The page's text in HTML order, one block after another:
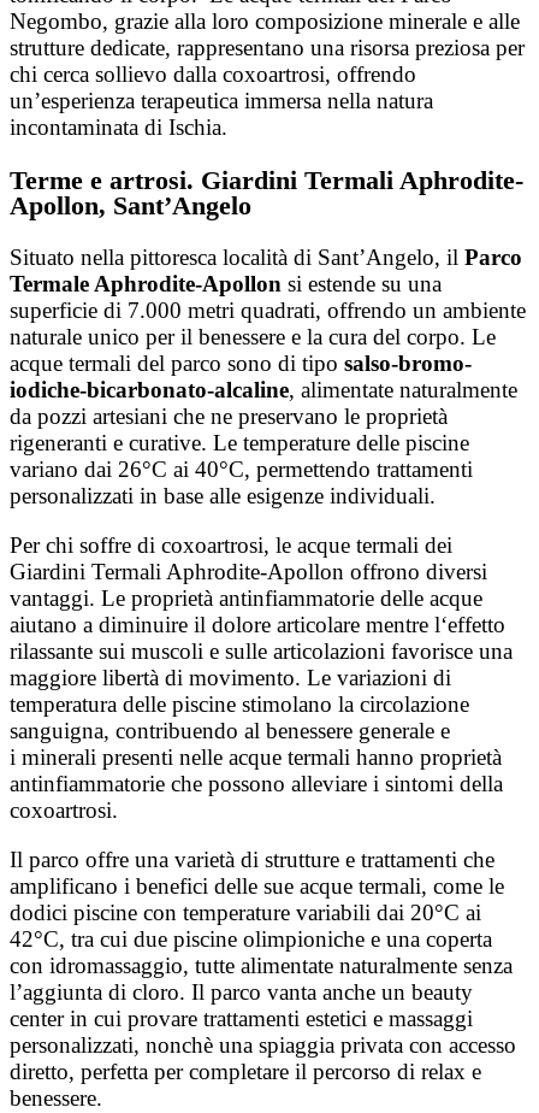
Negombo, grazie alla loro composizione minerale e alle
strutture dedicate, rappresentano una risorsa preziosa per
chi cerca sollievo dalla coxoartrosi, offrendo
un’esperienza terapeutica immersa nella natura
incontaminata di Ischia.
Terme e artrosi. Giardini Termali Aphrodite-
Apollon, Sant’Angelo
Situato nella pittoresca località di Sant’Angelo, il Parco
Termale Aphrodite-Apollon si estende su una
superficie di 7.000 metri quadrati, offrendo un ambiente
naturale unico per il benessere e la cura del corpo. Le
acque termali del parco sono di tipo salso-bromo-
iodiche-bicarbonato-alcaline, alimentate naturalmente
da pozzi artesiani che ne preservano le proprietà
rigeneranti e curative. Le temperature delle piscine
variano dai 26°C ai 40°C, permettendo trattamenti
personalizzati in base alle esigenze individuali.
Per chi soffre di coxoartrosi, le acque termali dei
Giardini Termali Aphrodite-Apollon offrono diversi
vantaggi. Le proprietà antinfiammatorie delle acque
aiutano a diminuire il dolore articolare mentre l‘effetto
rilassante sui muscoli e sulle articolazioni favorisce una
maggiore libertà di movimento. Le variazioni di
temperatura delle piscine stimolano la circolazione
sanguigna, contribuendo al benessere generale e
i minerali presenti nelle acque termali hanno proprietà
antinfiammatorie che possono alleviare i sintomi della
coxoartrosi.
Il parco offre una varietà di strutture e trattamenti che
amplificano i benefici delle sue acque termali, come le
dodici piscine con temperature variabili dai 20°C ai
42°C, tra cui due piscine olimpioniche e una coperta
con idromassaggio, tutte alimentate naturalmente senza
l’aggiunta di cloro. Il parco vanta anche un beauty
center in cui provare trattamenti estetici e massaggi
personalizzati, nonchè una spiaggia privata con accesso
diretto, perfetta per completare il percorso di relax e
benessere.